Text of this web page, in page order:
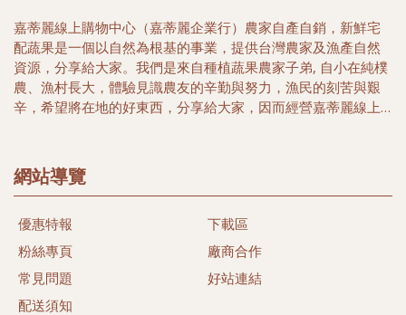
嘉蒂麗線上購物中心（嘉蒂麗企業行）農家自產自銷，新鮮宅
配蔬果是一個以自然為根基的事業，提供台灣農家及漁產自然
資源，分享給大家。我們是來自種植蔬果農家子弟, 自小在純樸
農、漁村長大，體驗見識農友的辛勤與努力，漁民的刻苦與艱
辛，希望將在地的好東西，分享給大家，因而經營嘉蒂麗線上
多一項選擇，多一份體驗台灣漁米之鄉的好味道。
尊重自然土地生態，落實有機生活為目標、推行發展當地農漁
特產，希望能以微簿力量，為大家找尋當地健康安心好食材。
樂活生命盡一份心力。
網站導覽
優惠特報
粉絲專頁
常見問題
配送須知
下載區
廠商合作
好站連結